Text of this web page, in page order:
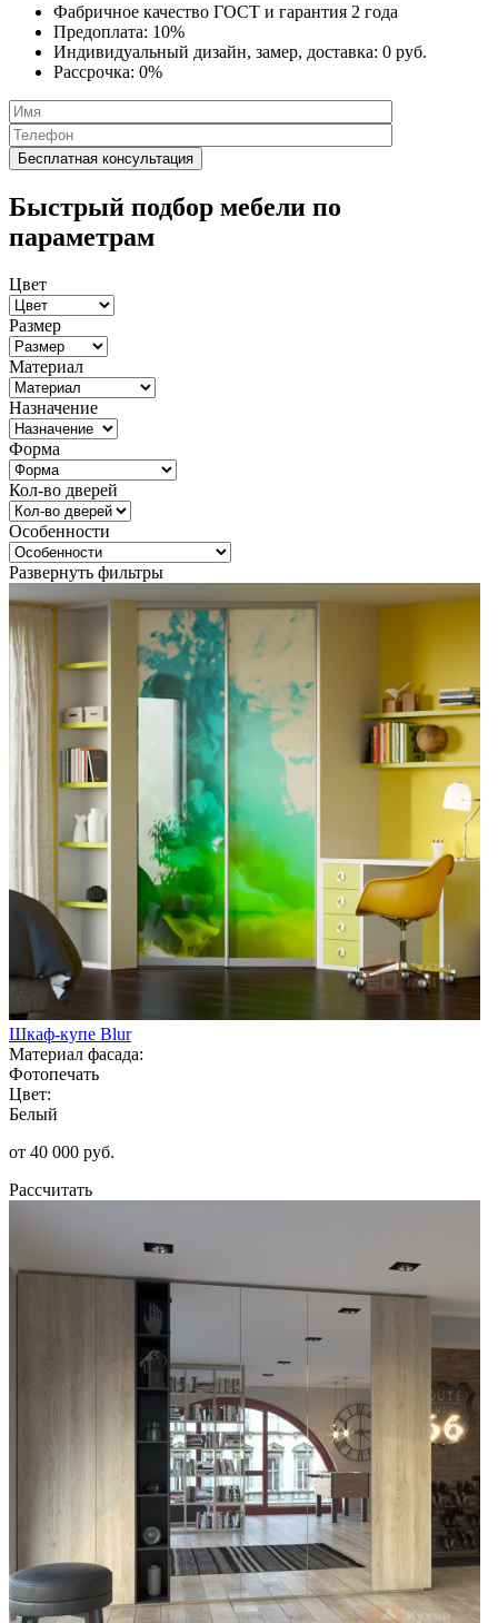
Фабричное качество ГОСТ и гарантия 2 года
Предоплата: 10%
Индивидуальный дизайн, замер, доставка: 0 руб.
Рассрочка: 0%
Быстрый подбор мебели по
параметрам
Цвет
Размер
Материал
Назначение
Форма
Кол-во дверей
Особенности
Развернуть фильтры
Шкаф-купе Blur
Материал фасада:
Фотопечать
Цвет:
Белый
от 40 000 руб.
Рассчитать